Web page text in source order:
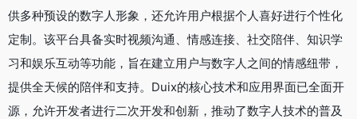
供多种预设的数字人形象，还允许用户根据个人喜好进行个性化
定制。该平台具备实时视频沟通、情感连接、社交陪伴、知识学
习和娱乐互动等功能，旨在建立用户与数字人之间的情感纽带，
提供全天候的陪伴和支持。Duix的核心技术和应用界面已全面开
源，允许开发者进行二次开发和创新，推动了数字人技术的普及